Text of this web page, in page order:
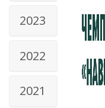
2023
2022
2021